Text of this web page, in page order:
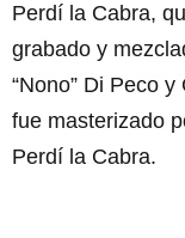
Perdí la Cabra,
grabado y
“Nono” Di Peco
fue masterizado
Perdí la Cabra.